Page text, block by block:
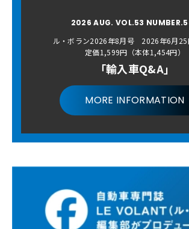
2026 AUG. VOL.53
ル・ボラン2026年8月号 2026年6月25
定価1,599円（本体1,454円）
「輸入車Q&A」
MORE INFORMATION